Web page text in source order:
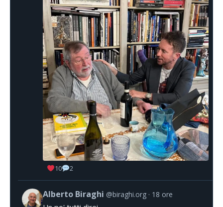
10 2
Alberto Biraghi @biraghi.org 18 ore